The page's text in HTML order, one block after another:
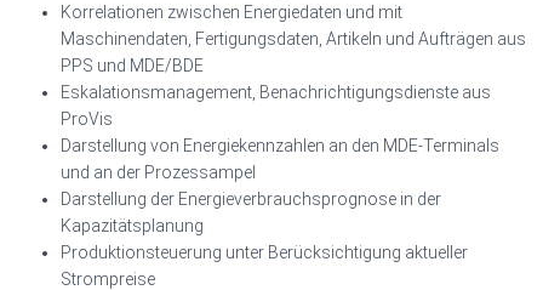
Korrelationen zwischen Energiedaten und mit
Maschinendaten, Fertigungsdaten, Artikeln und Aufträgen aus
PPS und MDE/BDE
Eskalationsmanagement, Benachrichtigungsdienste aus
ProVis
Darstellung von Energiekennzahlen an den MDE-Terminals
und an der Prozessampel
Darstellung der Energieverbrauchsprognose in der
Kapazitätsplanung
Produktionsteuerung unter Berücksichtigung aktueller
Strompreise